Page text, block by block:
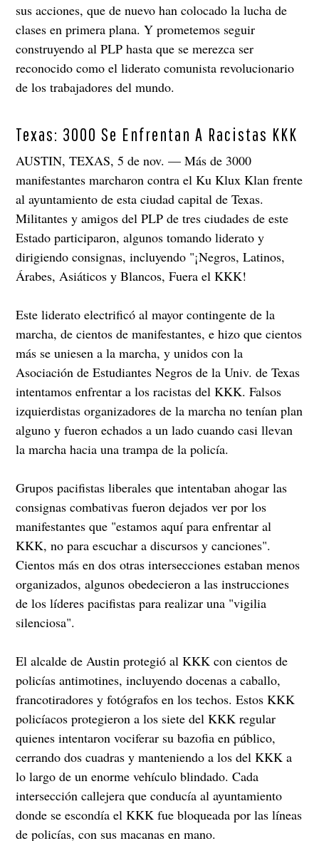
sus acciones, que de nuevo han colocado la lucha de
clases en primera plana. Y prometemos seguir
construyendo al PLP hasta que se merezca ser
reconocido como el liderato comunista revolucionario
de los trabajadores del mundo.
Texas: 3000 Se Enfrentan A Racistas KKK
AUSTIN, TEXAS, 5 de nov. — Más de 3000
manifestantes marcharon contra el Ku Klux Klan frente
al ayuntamiento de esta ciudad capital de Texas.
Militantes y amigos del PLP de tres ciudades de este
Estado participaron, algunos tomando liderato y
dirigiendo consignas, incluyendo "¡Negros, Latinos,
Árabes, Asiáticos y Blancos, Fuera el KKK!
Este liderato electrificó al mayor contingente de la
marcha, de cientos de manifestantes, e hizo que cientos
más se uniesen a la marcha, y unidos con la
Asociación de Estudiantes Negros de la Univ. de Texas
intentamos enfrentar a los racistas del KKK. Falsos
izquierdistas organizadores de la marcha no tenían plan
alguno y fueron echados a un lado cuando casi llevan
la marcha hacia una trampa de la policía.
Grupos pacifistas liberales que intentaban ahogar las
consignas combativas fueron dejados ver por los
manifestantes que "estamos aquí para enfrentar al
KKK, no para escuchar a discursos y canciones".
Cientos más en dos otras intersecciones estaban menos
organizados, algunos obedecieron a las instrucciones
de los líderes pacifistas para realizar una "vigilia
silenciosa".
El alcalde de Austin protegió al KKK con cientos de
policías antimotines, incluyendo docenas a caballo,
francotiradores y fotógrafos en los techos. Estos KKK
policíacos protegieron a los siete del KKK regular
quienes intentaron vociferar su bazofia en público,
cerrando dos cuadras y manteniendo a los del KKK a
lo largo de un enorme vehículo blindado. Cada
intersección callejera que conducía al ayuntamiento
donde se escondía el KKK fue bloqueada por las líneas
de policías, con sus macanas en mano.